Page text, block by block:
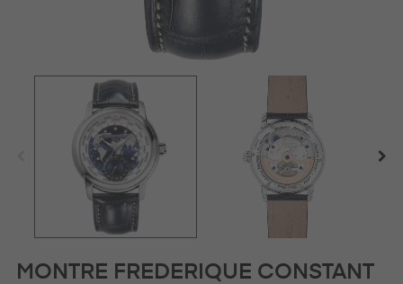
MONTRE FREDERIQUE CONSTANT